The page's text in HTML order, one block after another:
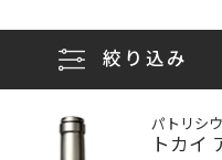
絞り込み
パトリシ
トカイ